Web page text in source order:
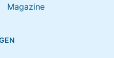
Magazine